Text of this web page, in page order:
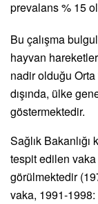
prevalans % 15
Bu çalışma
hayvan
nadir olduğu
dışında, ülke
göstermektedir.
Sağlık
tespit edilen vaka
görülmektedir
vaka, 1991-1998: